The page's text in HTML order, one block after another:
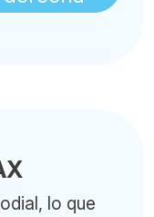
lo que